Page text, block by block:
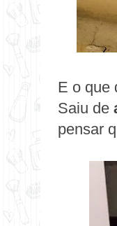
E o que
Saiu de
pensar